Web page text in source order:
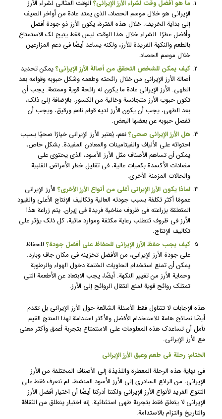
ما هو أفضل وقت لشراء الأرز الإيراني؟الوقت المثالي لشراء الأرز
الإيراني هو خلال موسم الحصاد، الذي يمتد عادة من أواخر الصيف
إلى بداية الخريف. خلال هذه الفترة، يكون الأرز ذو جودة أفضل
وأفضل عطرًا. الشراء خلال هذا الوقت ليس فقط يتيح لك الاستمتاع
بالطعم والنكهة الفريدة للأرز، ولكنه يساعد أيضًا في دعم المزارعين
خلال موسم الحصاد.
كيف يمكن للشخص التحقق من أصالة الأرز الإيراني؟يمكن تحديد
أصالة الأرز الإيراني من خلال رائحته وطعمه وشكل حبوبه وقوامه بعد
الطهي. الأرز الإيراني عادة ما يكون له رائحة قوية وممتعة. يجب أن
تكون حبوب الأرز متجانسة وخالية من الكسور. بالإضافة إلى ذلك،
بعد الطهي، يجب أن يكون الأرز لديه قوام ناعم ورقيق، ويجب أن
تفصل حبوبه عن بعضها البعض.
هل الأرز الإيراني صحي؟نعم، يُعتبر الأرز الإيراني خيارًا صحيًا بسبب
احتوائه على الألياف والفيتامينات والمعادن المفيدة. بشكل خاص،
يمكن أن تساهم الأصناف مثل الأرز الأسود، الذي يحتوي على
مضادات الأكسدة بكميات عالية، في تقليل خطر الأمراض القلبية
والحالات المزمنة الأخرى.
لماذا يكون الأرز الإيراني أغلى من أنواع الأرز الأخرى؟الأرز الإيراني
عمومًا أكثر تكلفة بسبب جودته العالية وتكاليف الإنتاج الأعلى والقيود
المتعلقة بزراعته في ظروف مناخية فريدة في إيران. يتم زراعة هذا
الأرز في ظروف تتطلب رعاية مكثفة وموارد مائية، كل ذلك يؤثر على
تكاليف الإنتاج.
كيف يجب حفظ الأرز الإيراني للحفاظ على أفضل جودة؟للحفاظ
على جودة الأرز الإيراني، من الأفضل تخزينه في مكان جاف وبارد.
يمكن أن تمنع استخدام الحاويات الختمة دخول الهواء والرطوبة
وحماية الأرز من تغيير النكهة. أيضًا، يجب الابتعاد عن الأطعمة التي
تمتلك روائح قوية لمنع انتقال الروائح إلى الأرز.
هذه الإجابات لا تتناول فقط الأسئلة الشائعة حول الأرز الإيراني بل تقدم
أيضًا نصائح هامة للاستخدام الأفضل والأكثر استدامة لهذا المنتج القيم.
نأمل أن تساعدك هذه المعلومات على الاستمتاع بتجربة أعمق وأكثر معنى
مع الأرز الإيراني.
الختام: رحلة في طعم وعبق الأرز الإيراني
في نهاية هذه الرحلة المعطرة واللذيذة إلى الأصناف المختلفة من الأرز
الإيراني، من الرائع السادري إلى الأرز الأسود المنشط، لم نتعرف فقط على
التنوع الفريد لأنواع الأرز الإيراني ولكننا أدركنا أيضًا أن اختيار أفضل الأرز
الإيراني لا يتعلق فقط بتجربة طهي استثنائية. إنه اختيار ينطلق من الثقافة
والتاريخ والتزام بالاستدامة.